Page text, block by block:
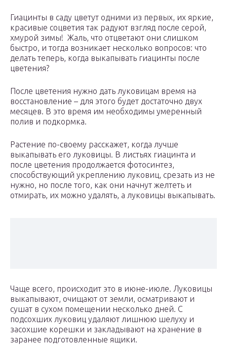
Гиацинты в саду цветут одними из первых, их яркие,
красивые соцветия так радуют взгляд после серой,
хмурой зимы! Жаль, что отцветают они слишком
быстро, и тогда возникает несколько вопросов: что
делать теперь, когда выкапывать гиацинты после
цветения?
После цветения нужно дать луковицам время на
восстановление – для этого будет достаточно двух
месяцев. В это время им необходимы умеренный
полив и подкормка.
Растение по-своему расскажет, когда лучше
выкапывать его луковицы. В листьях гиацинта и
после цветения продолжается фотосинтез,
способствующий укреплению луковиц, срезать из не
нужно, но после того, как они начнут желтеть и
отмирать, их можно удалять, а луковицы выкапывать.
Чаще всего, происходит это в июне-июле. Луковицы
выкапывают, очищают от земли, осматривают и
сушат в сухом помещении несколько дней. С
подсохших луковиц удаляют лишнюю шелуху и
засохшие корешки и закладывают на хранение в
заранее подготовленные ящики.